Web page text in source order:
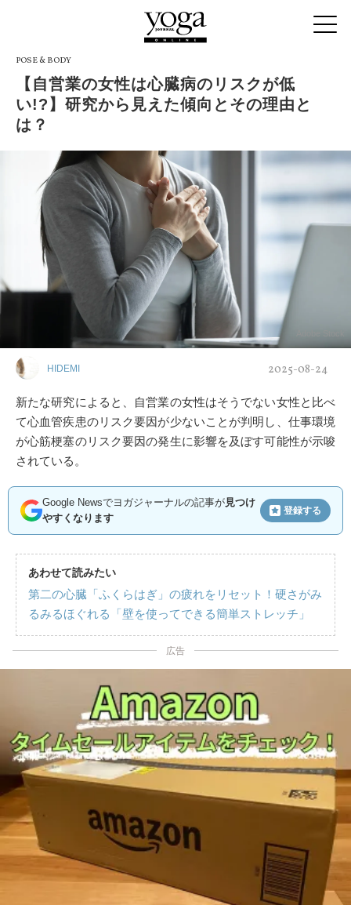
POSE & BODY
【自営業の女性は心臓病のリスクが低
い!?】研究から見えた傾向とその理由と
は？
HIDEMI 2025-08-24
新たな研究によると、自営業の女性はそうでない女性と比べ
て心血管疾患のリスク要因が少ないことが判明し、仕事環境
が心筋梗塞のリスク要因の発生に影響を及ぼす可能性が示唆
されている。
Google Newsでヨガジャーナルの記事が見つけ
やすくなります
登録する
あわせて読みたい
第二の心臓「ふくらはぎ」の疲れをリセット！硬さがみ
るみるほぐれる「壁を使ってできる簡単ストレッチ」
広告